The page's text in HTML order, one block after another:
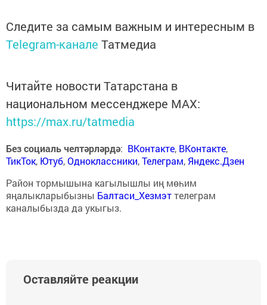
Следите за самым важным и интересным в
Telegram-канале Татмедиа
Читайте новости Татарстана в
национальном мессенджере MАХ:
https://max.ru/tatmedia
Без социаль челтәрләрдә: ВКонтакте, ВКонтакте,
ТикТок, Ютуб,Одноклассники,Телеграм, Яндекс.Дзен
Район тормышына кагылышлы иң мөһим
яңалыкларыбызны Балтаси_Хезмэттелеграм
каналыбызда да укыгыз.
Оставляйте реакции